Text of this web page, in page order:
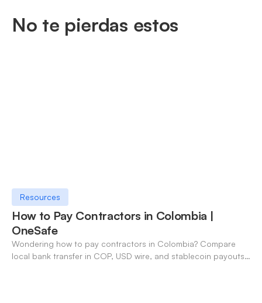
No te pierdas estos
Resources
How to Pay Contractors in Colombia |
OneSafe
Wondering how to pay contractors in Colombia? Compare
local bank transfer in COP, USD wire, and stablecoin payouts.